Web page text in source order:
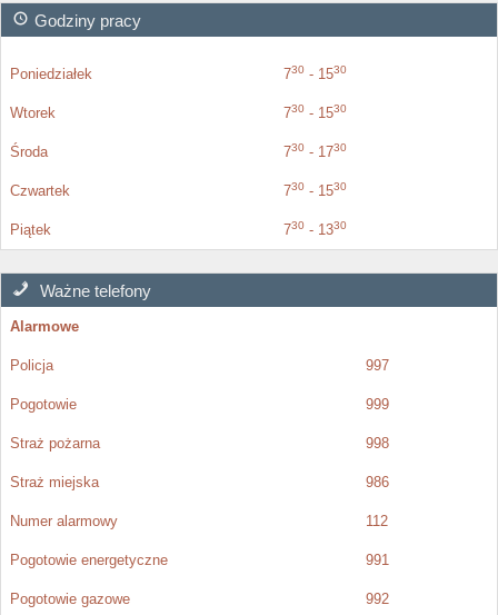
Godziny pracy
Poniedziałek 730 - 1530
Wtorek 730 - 1530
Środa 730 - 1730
Czwartek 730 - 1530
Piątek 730 - 1330
Ważne telefony
Alarmowe
Policja 997
Pogotowie 999
Straż pożarna 998
Straż miejska 986
Numer alarmowy 112
Pogotowie energetyczne 991
Pogotowie gazowe 992